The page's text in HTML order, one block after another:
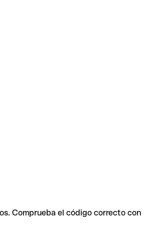
Comprueba el código correcto con